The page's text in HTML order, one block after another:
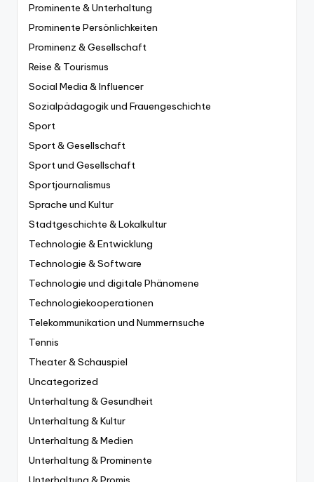
Prominente & Unterhaltung
Prominente Persönlichkeiten
Prominenz & Gesellschaft
Reise & Tourismus
Social Media & Influencer
Sozialpädagogik und Frauengeschichte
Sport
Sport & Gesellschaft
Sport und Gesellschaft
Sportjournalismus
Sprache und Kultur
Stadtgeschichte & Lokalkultur
Technologie & Entwicklung
Technologie & Software
Technologie und digitale Phänomene
Technologiekooperationen
Telekommunikation und Nummernsuche
Tennis
Theater & Schauspiel
Uncategorized
Unterhaltung & Gesundheit
Unterhaltung & Kultur
Unterhaltung & Medien
Unterhaltung & Prominente